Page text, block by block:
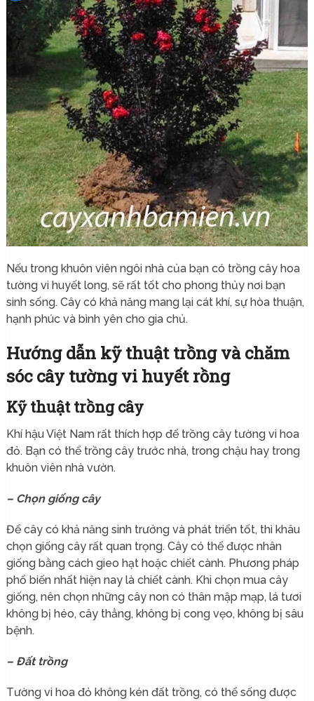
Nếu trong khuôn viên ngôi nhà của bạn có trồng cây hoa
tường vi huyết long, sẽ rất tốt cho phong thủy nơi bạn
sinh sống. Cây có khả năng mang lại cát khí, sự hòa thuận,
hạnh phúc và bình yên cho gia chủ.
Hướng dẫn kỹ thuật trồng và chăm
sóc cây tường vi huyết rồng
Kỹ thuật trồng cây
Khí hậu Việt Nam rất thích hợp để trồng cây tường vi hoa
đỏ. Bạn có thể trồng cây trước nhà, trong chậu hay trong
khuôn viên nhà vườn.
– Chọn giống cây
Để cây có khả năng sinh trưởng và phát triển tốt, thì khâu
chọn giống cây rất quan trọng. Cây có thể được nhân
giống bằng cách gieo hạt hoặc chiết cành. Phương pháp
phổ biến nhất hiện nay là chiết cành. Khi chọn mua cây
giống, nên chọn những cây non có thân mập mạp, lá tươi
không bị héo, cây thẳng, không bị cong vẹo, không bị sâu
bệnh.
– Đất trồng
Tường vi hoa đỏ không kén đất trồng, có thể sống được